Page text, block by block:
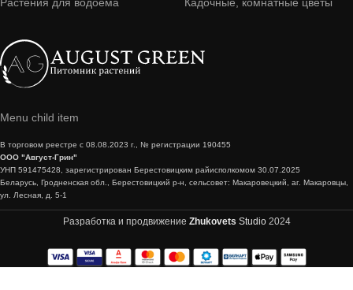
Menu child item
В торговом реестре с 08.08.2023 г., № регистрации 190455
ООО "Август-Грин"
УНП 591475428, зарегистрирован Берестовицким райисполкомом 30.07.2025
Беларусь, Гродненская обл., Берестовицкий р-н, сельсовет: Макаровецкий, аг. Макаровцы,
ул. Лесная, д. 5-1
Разработка и продвижение Zhukovets Studio 2024